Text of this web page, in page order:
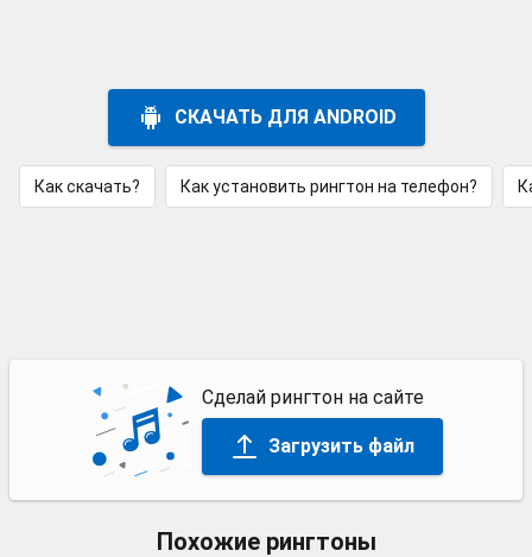
СКАЧАТЬ ДЛЯ ANDROID
Как скачать? Как установить рингтон на телефон?
Сделай рингтон на сайте
Загрузить файл
Похожие рингтоны